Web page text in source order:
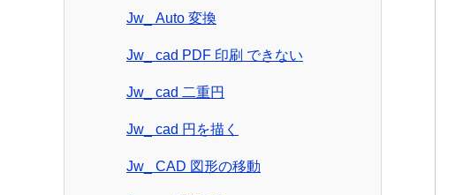
Jw_ Auto 変換
Jw_ cad PDF 印刷 できない
Jw_ cad 二重円
Jw_ cad 円を描く
Jw_ CAD 図形の移動